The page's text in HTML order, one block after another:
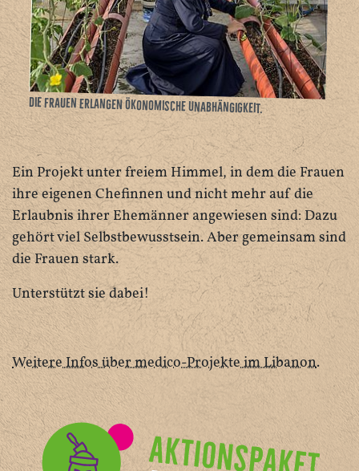
Die Frauen erlangen ökonomische Unabhängigkeit.
Ein Projekt unter freiem Himmel, in dem die Frauen
ihre eigenen Chefinnen und nicht mehr auf die
Erlaubnis ihrer Ehemänner angewiesen sind: Dazu
gehört viel Selbstbewusstsein. Aber gemeinsam sind
die Frauen stark.
Unterstützt sie dabei!
Weitere Infos über medico-Projekte im Libanon.